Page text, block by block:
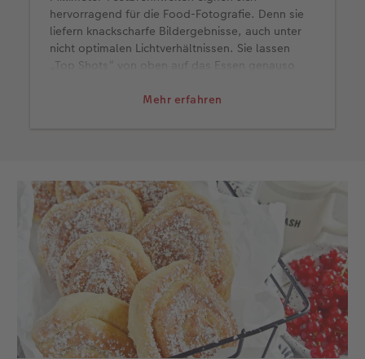
Mehr erfahren
hervorragend für die Food-Fotografie. Denn sie
liefern knackscharfe Bildergebnisse, auch unter
nicht optimalen Lichtverhältnissen. Sie lassen
„Top Shots“ von oben auf das Essen genauso
Betrachtungswinkel. Außerdem arbeite ich aber
verschwommenen Hintergrund, dem
sogenannten Bokeh.